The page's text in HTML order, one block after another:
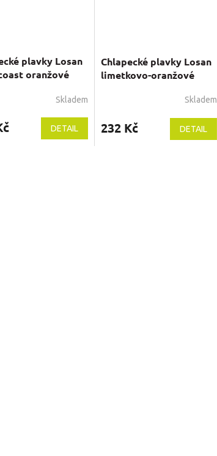
plavky Losan
oranžové
Skladem
DETAIL
Chlapecké plavky Losan
limetkovo-oranžové
produktu
Skladem
232 Kč DETAIL